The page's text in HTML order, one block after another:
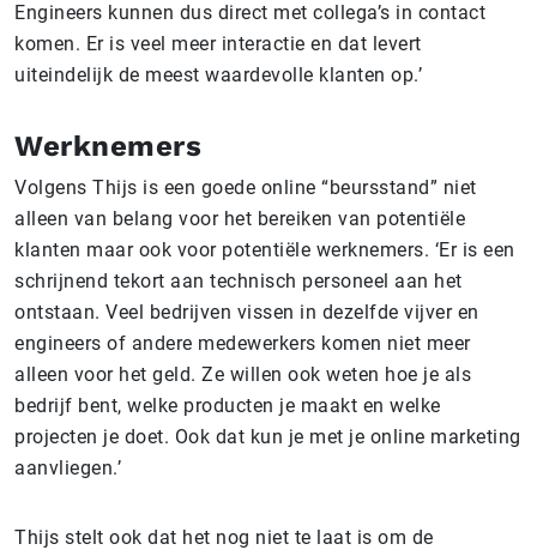
Engineers kunnen dus direct met collega’s in contact
komen. Er is veel meer interactie en dat levert
uiteindelijk de meest waardevolle klanten op.’
Werknemers
Volgens Thijs is een goede online “beursstand” niet
alleen van belang voor het bereiken van potentiële
klanten maar ook voor potentiële werknemers. ‘Er is een
schrijnend tekort aan technisch personeel aan het
ontstaan. Veel bedrijven vissen in dezelfde vijver en
engineers of andere medewerkers komen niet meer
alleen voor het geld. Ze willen ook weten hoe je als
bedrijf bent, welke producten je maakt en welke
projecten je doet. Ook dat kun je met je online marketing
aanvliegen.’
Thijs stelt ook dat het nog niet te laat is om de